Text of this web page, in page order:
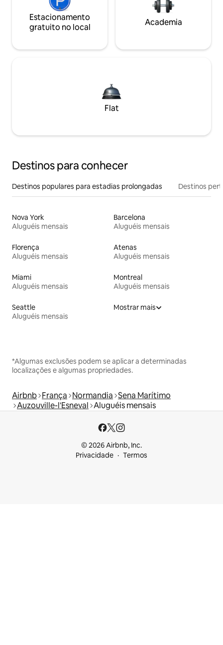
Estacionamento
gratuito no local
Academia
Flat
Destinos para conhecer
Destinos populares para estadias prolongadas Destinos
Nova York
Aluguéis mensais
Barcelona
Aluguéis mensais
Florença
Aluguéis mensais
Atenas
Aluguéis mensais
Miami
Aluguéis mensais
Montreal
Aluguéis mensais
Seattle
Aluguéis mensais
Mostrar mais
*Algumas exclusões podem se aplicar a determinadas
localizações e algumas propriedades.
Airbnb França Normandia Sena Marítimo
Auzouville-l'Esneval Aluguéis mensais
© 2026 Airbnb, Inc.
Privacidade
Termos